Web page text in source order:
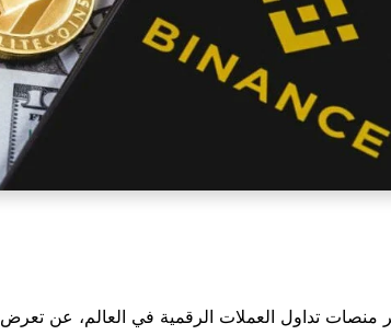
منصات تداول العملات الرقمية في العالم، عن تعرض